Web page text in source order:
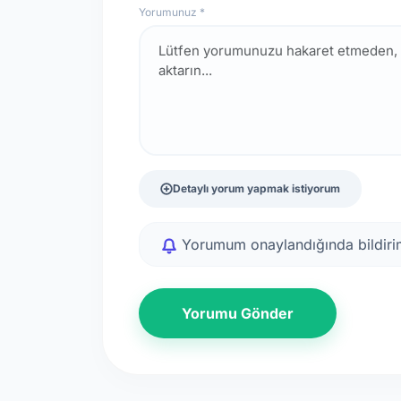
Yorumunuz *
Detaylı yorum yapmak istiyorum
Yorumum onaylandığında
Yorumu Gönder